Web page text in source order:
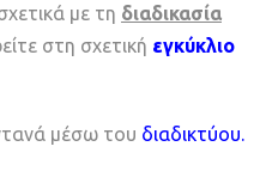
με τη διαδικασία
στη σχετική εγκύκλιο
μέσω του διαδικτύου.